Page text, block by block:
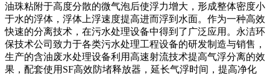
油珠粘附于高度分散的微气泡后使浮力增大，形成整体密度小
于水的浮体，浮体上浮速度提高进而浮到水面。作为一种高效
快速的分离技术，在污水处理设备中得到了广泛应用。永洁环
保技术公司致力于各类污水处理工程设备的研发制造与销售，
生产的含油废水处理设备利用高速射流技术提高气浮分离的效
果，配套使用SF高效防堵释放器，延长气浮时间，提高净化